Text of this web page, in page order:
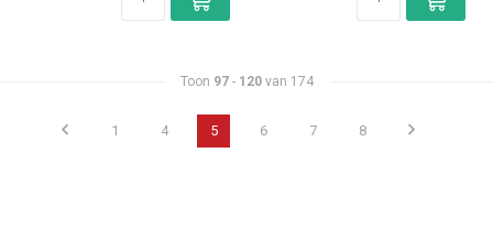
Toon 97- 120van 174
1 4 5 6 7 8